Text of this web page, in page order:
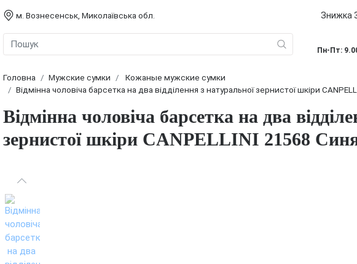
м. Вознесенськ, Миколаївська обл. Знижка
Пн-Пт:
Головна Мужские сумки
Кожаные мужские сумки
Відмінна чоловіча барсетка на два відділення з натуральної зернистої шкіри
Відмінна чоловіча барсетка на два
зернистої шкіри CANPELLINI 21568